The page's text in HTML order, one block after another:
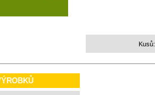
Kusů: